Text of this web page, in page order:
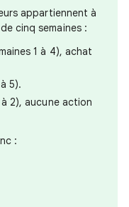
appartiennent à
cinq semaines :
1 à 4), achat
5).
2), aucune action
: